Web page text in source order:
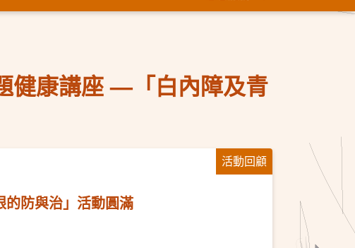
健康講座 —「白內障及青
活動回顧
防與治」活動圓滿